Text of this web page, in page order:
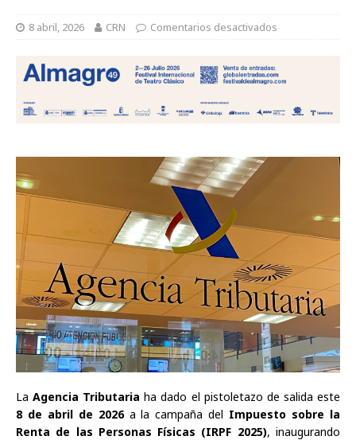
8 abril, 2026 CRN Comentarios desactivados
LaAgencia Tributaria ha dado el pistoletazo de salida este
8 de abril de 2026a la campaña del Impuesto sobre la
Renta de las Personas Físicas (IRPF 2025), inaugurando